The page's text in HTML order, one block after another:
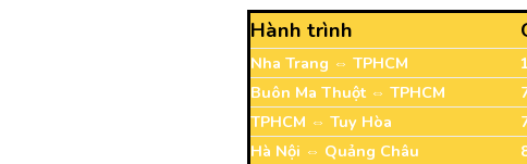
Hành trình
Nha Trang ⇔ TPHCM
Buôn Ma Thuột ⇔ TPHCM
TPHCM ⇔ Tuy Hòa
Hà Nội ⇔ Quảng Châu